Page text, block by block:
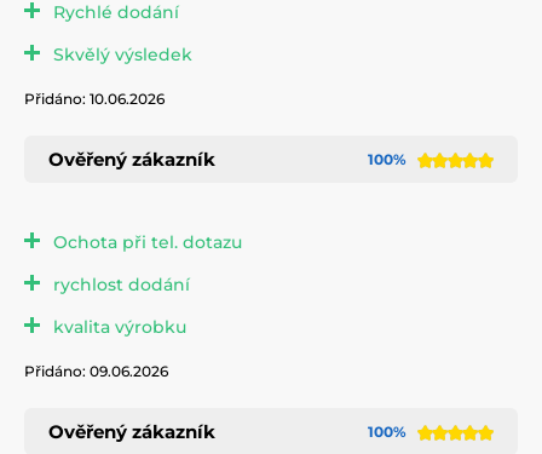
Rychlé dodání
Skvělý výsledek
Přidáno: 10.06.2026
Ověřený zákazník 100%
Ochota při tel. dotazu
rychlost dodání
kvalita výrobku
Přidáno: 09.06.2026
Ověřený zákazník 100%